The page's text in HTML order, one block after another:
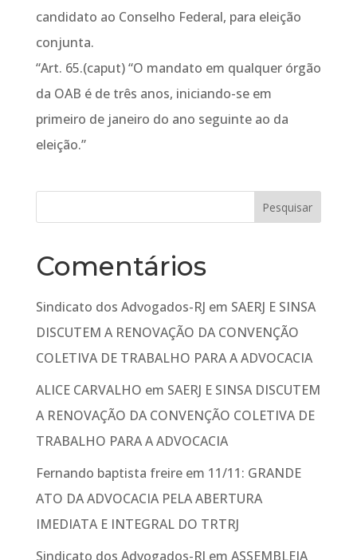
candidato ao Conselho Federal, para eleição
conjunta.
“Art. 65.(caput) “O mandato em qualquer órgão
da OAB é de três anos, iniciando-se em
primeiro de janeiro do ano seguinte ao da
eleição.”
Comentários
Sindicato dos Advogados-RJ em SAERJ E SINSA
DISCUTEM A RENOVAÇÃO DA CONVENÇÃO
COLETIVA DE TRABALHO PARA A ADVOCACIA
ALICE CARVALHO em SAERJ E SINSA DISCUTEM
A RENOVAÇÃO DA CONVENÇÃO COLETIVA DE
TRABALHO PARA A ADVOCACIA
Fernando baptista freireem 11/11: GRANDE
ATO DA ADVOCACIA PELA ABERTURA
IMEDIATA E INTEGRAL DO TRTRJ
Sindicato dos Advogados-RJ em ASSEMBLEIA